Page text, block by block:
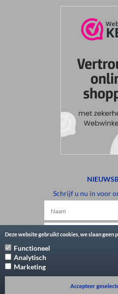
Schrijf u nu in voor
Deze website gebruikt cookies, we slaan geen
Functioneel
Analytisch
Marketing
Accepteer